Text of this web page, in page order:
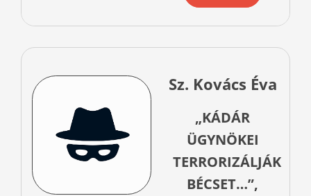
Sz. Kovács Éva
„KÁDÁR
ÜGYNÖKEI
TERRORIZÁLJÁK
BÉCSET…”,